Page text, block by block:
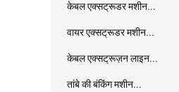
केबल एक्सट्रूडर मशीन...
वायर एक्सट्रूडर मशीन...
केबल एक्सट्रूज़न लाइन...
तांबे की बंकिंग मशीन...